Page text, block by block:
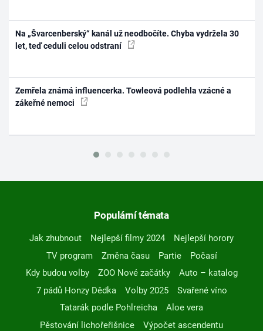
Na „Švarcenberský“ kanál už neodbočíte. Chyba vydržela 30
let, teď ceduli celou odstraní
Zemřela známá influencerka. Towleová podlehla vzácné a
zákeřné nemoci
Populární témata
Jak zhubnout Nejlepší filmy 2024
Nejlepší horory
TV program
Změna času Partie
Počasí
Kdy budou volby
ZOO Nové začátky
Auto – katalog
7 pádů Honzy Dědka
Volby 2025
Svařené víno
Tatarák podle Pohlreicha
Aloe vera
Pěstování lichořeřišnice
Výpočet ascendentu